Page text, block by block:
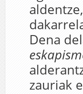
Dena
zauriak